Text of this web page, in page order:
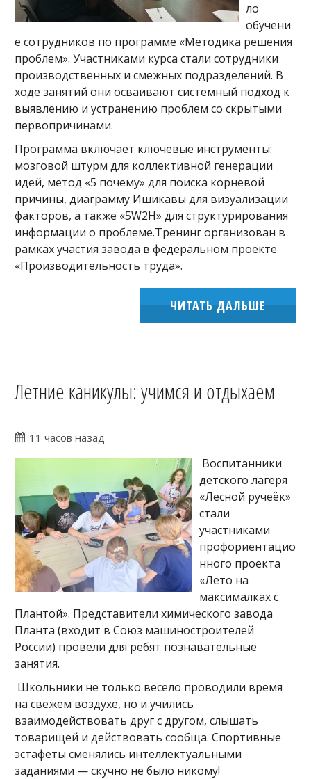
ло
обучени
е сотрудников по программе «Методика решения
проблем». Участниками курса стали сотрудники
производственных и смежных подразделений. В
ходе занятий они осваивают системный подход к
выявлению и устранению проблем со скрытыми
первопричинами.
Программа включает ключевые инструменты:
мозговой штурм для коллективной генерации
идей, метод «5 почему» для поиска корневой
причины, диаграмму Ишикавы для визуализации
факторов, а также «5W2H» для структурирования
информации о проблеме.Тренинг организован в
рамках участия завода в федеральном проекте
«Производительность труда».
ЧИТАТЬ ДАЛЬШЕ
Летние каникулы: учимся и отдыхаем
11 часов назад
Воспитанники
детского лагеря
«Лесной ручеёк»
стали
участниками
профориентацио
нного проекта
«Лето на
максималках с
Плантой». Представители химического завода
Планта (входит в Союз машиностроителей
России) провели для ребят познавательные
занятия.
Школьники не только весело проводили время
на свежем воздухе, но и учились
взаимодействовать друг с другом, слышать
товарищей и действовать сообща. Спортивные
эстафеты сменялись интеллектуальными
заданиями — скучно не было никому!